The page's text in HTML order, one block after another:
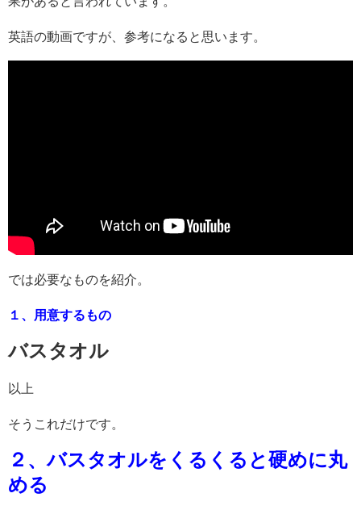
英語の動画ですが、参考になると思います。
では必要なものを紹介。
１、用意するもの
バスタオル
以上
そうこれだけです。
２、バスタオルをくるくると硬めに丸
める